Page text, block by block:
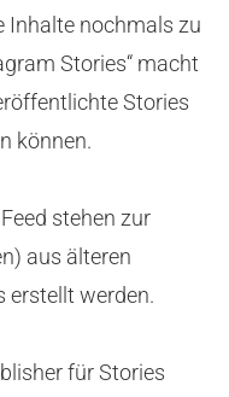
Inhalte nochmals zu
Stories“ macht
Stories
können.
stehen zur
aus älteren
erstellt werden.
für Stories